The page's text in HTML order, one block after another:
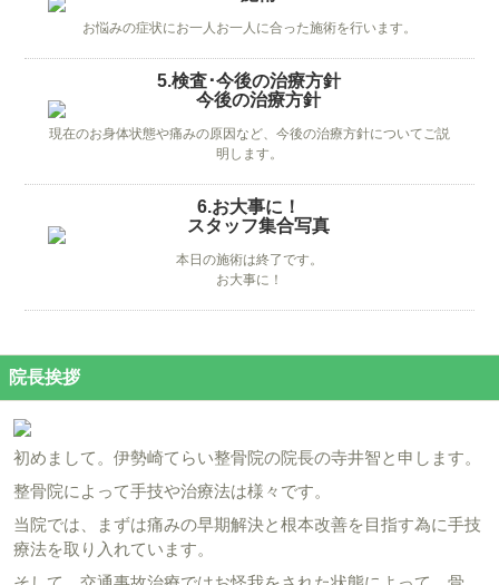
お悩みの症状にお一人お一人に合った施術を行います。
5.検査･今後の治療方針
現在のお身体状態や痛みの原因など、今後の治療方針についてご説
明します。
6.お大事に！
本日の施術は終了です。
お大事に！
院長挨拶
初めまして。伊勢崎てらい整骨院の院長の寺井智と申します。
整骨院によって手技や治療法は様々です。
当院では、まずは痛みの早期解決と根本改善を目指す為に手技
療法を取り入れています。